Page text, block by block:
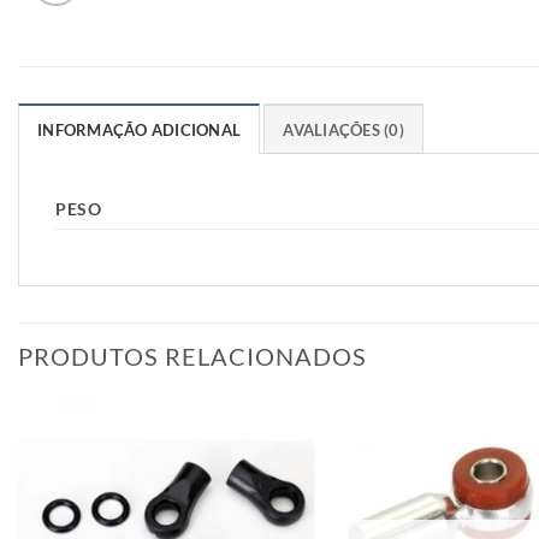
INFORMAÇÃO ADICIONAL AVALIAÇÕES (0)
PESO
PRODUTOS RELACIONADOS